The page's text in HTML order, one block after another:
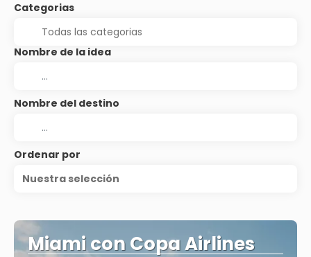
Categorias
Nombre de la idea
Nombre del destino
Ordenar por
Nuestra selección
Miami con Copa Airlines